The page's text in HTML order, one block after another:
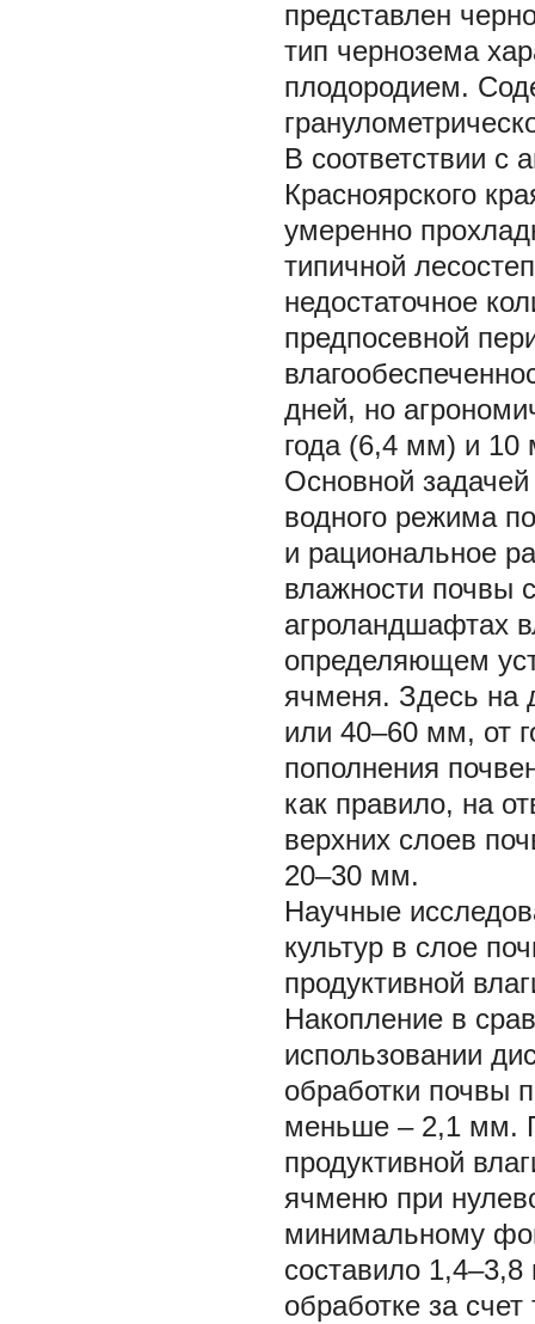
представлен
тип чернозема
плодородием.
В соответствии с
Красноярского
умеренно
типичной
недостаточное
предпосевной
дней, но
года (6,4 мм) и 10
Основной
водного режима
и рациональное
влажности почвы
агроландшафтах
определяющем
ячменя. Здесь на
или 40–60 мм, от
пополнения
как правило, на
верхних слоев
20–30 мм.
Научные
культур в слое
продуктивной
Накопление в
использовании
обработки почвы
меньше – 2,1 мм.
продуктивной
ячменю при
минимальному
составило
обработке за